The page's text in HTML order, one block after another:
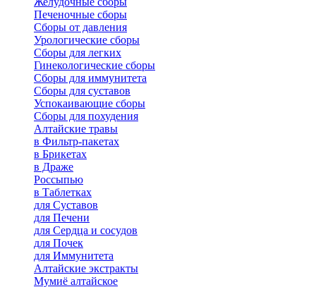
Печеночные сборы
Сборы от давления
Урологические сборы
Сборы для легких
Гинекологические сборы
Сборы для иммунитета
Сборы для суставов
Успокаивающие сборы
Сборы для похудения
Алтайские травы
в Фильтр-пакетах
в Брикетах
в Драже
Россыпью
в Таблетках
для Cуставов
для Печени
для Сердца и сосудов
для Почек
для Иммунитета
Алтайские экстракты
Мумиё алтайское